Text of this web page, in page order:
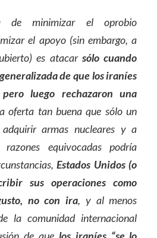
de minimizar el oprobio
el apoyo (sin embargo, a
es atacarsólo cuando
de que los iraníes
luego rechazaron una
oferta tan buena que sólo un
armas nucleares y a
equivocadas podría
Estados Unidos (o
sus operaciones como
no con ira, y al menos
la comunidad internacional